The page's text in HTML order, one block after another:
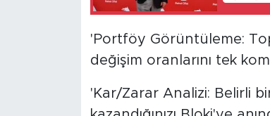
'Portföy Görüntüleme:
değişim oranlarını tek
'Kar/Zarar Analizi: Belirli